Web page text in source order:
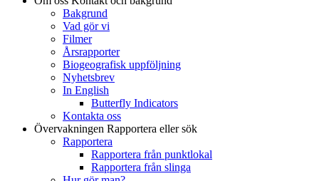
Bakgrund
Vad gör vi
Filmer
Årsrapporter
Biogeografisk uppföljning
Nyhetsbrev
In English
Butterfly Indicators
Kontakta oss
Övervakningen Rapportera eller sök
Rapportera
Rapportera från punktlokal
Rapportera från slinga